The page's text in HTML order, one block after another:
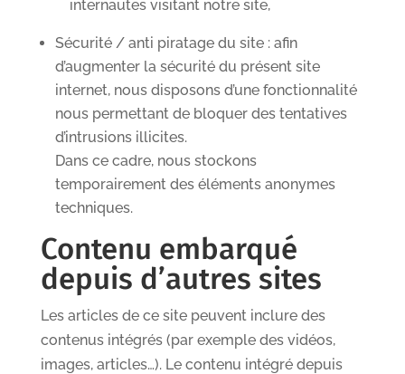
internautes visitant notre site,
Sécurité / anti piratage du site : afin
d’augmenter la sécurité du présent site
internet, nous disposons d’une fonctionnalité
nous permettant de bloquer des tentatives
d’intrusions illicites.
Dans ce cadre, nous stockons
temporairement des éléments anonymes
techniques.
Contenu embarqué
depuis d’autres sites
Les articles de ce site peuvent inclure des
contenus intégrés (par exemple des vidéos,
images, articles…). Le contenu intégré depuis